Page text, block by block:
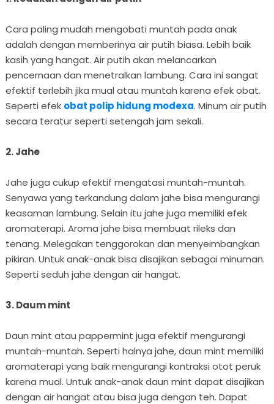
Cara paling mudah mengobati muntah pada anak
adalah dengan memberinya air putih biasa. Lebih baik
kasih yang hangat. Air putih akan melancarkan
pencernaan dan menetralkan lambung. Cara ini sangat
efektif terlebih jika mual atau muntah karena efek obat.
Seperti efek obat polip hidung modexa. Minum air putih
secara teratur seperti setengah jam sekali.
2. Jahe
Jahe juga cukup efektif mengatasi muntah-muntah.
Senyawa yang terkandung dalam jahe bisa mengurangi
keasaman lambung. Selain itu jahe juga memiliki efek
aromaterapi. Aroma jahe bisa membuat rileks dan
tenang. Melegakan tenggorokan dan menyeimbangkan
pikiran. Untuk anak-anak bisa disajikan sebagai minuman.
Seperti seduh jahe dengan air hangat.
3. Daum mint
Daun mint atau pappermint juga efektif mengurangi
muntah-muntah. Seperti halnya jahe, daun mint memiliki
aromaterapi yang baik mengurangi kontraksi otot peruk
karena mual. Untuk anak-anak daun mint dapat disajikan
dengan air hangat atau bisa juga dengan teh. Dapat